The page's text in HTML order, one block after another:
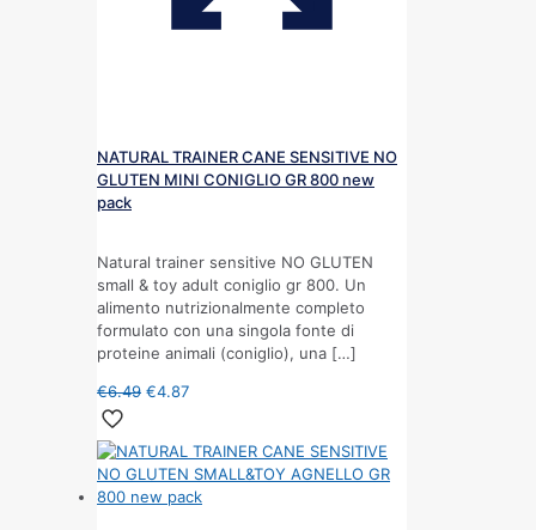
NATURAL TRAINER CANE SENSITIVE NO
GLUTEN MINI CONIGLIO GR 800 new
pack
Natural trainer sensitive NO GLUTEN
small & toy adult coniglio gr 800. Un
alimento nutrizionalmente completo
formulato con una singola fonte di
proteine animali (coniglio), una […]
€6.49 €4.87